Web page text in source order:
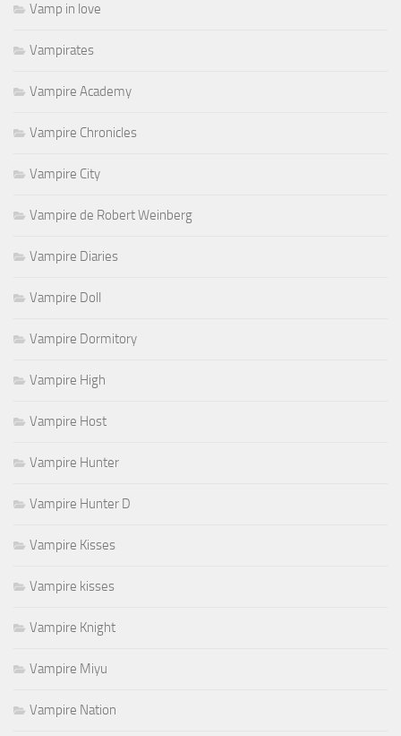
Vamp in love
Vampirates
Vampire Academy
Vampire Chronicles
Vampire City
Vampire de Robert Weinberg
Vampire Diaries
Vampire Doll
Vampire Dormitory
Vampire High
Vampire Host
Vampire Hunter
Vampire Hunter D
Vampire Kisses
Vampire kisses
Vampire Knight
Vampire Miyu
Vampire Nation